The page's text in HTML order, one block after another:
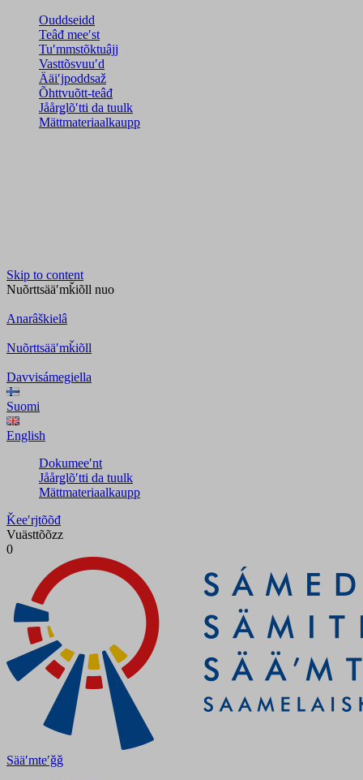
Ouddseidd
Teâđ meeʹst
Tuʹmmstõktuâjj
Vasttõsvuuʹd
Ääiʹjpoddsaž
Õhttvuõtt-teâđ
Jåårǥlõʹtti da tuulk
Mättmateriaalkaupp
Skip to content
Nuõrttsääʹmǩiõll nuo
Anarâškielâ
Nuõrttsääʹmǩiõll
Davvisámegiella
Suomi
English
Dokumeeʹnt
Jåårǥlõʹtti da tuulk
Mättmateriaalkaupp
Ǩeeʹrjtõõđ
Vuästtõõzz
0
Sääʹmteʹǧǧ